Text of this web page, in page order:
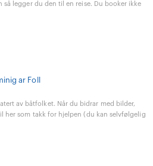
så legger du den til en reise. Du booker ikke
ar Foll
av båtfolket. Når du bidrar med bilder,
her som takk for hjelpen (du kan selvfølgelig